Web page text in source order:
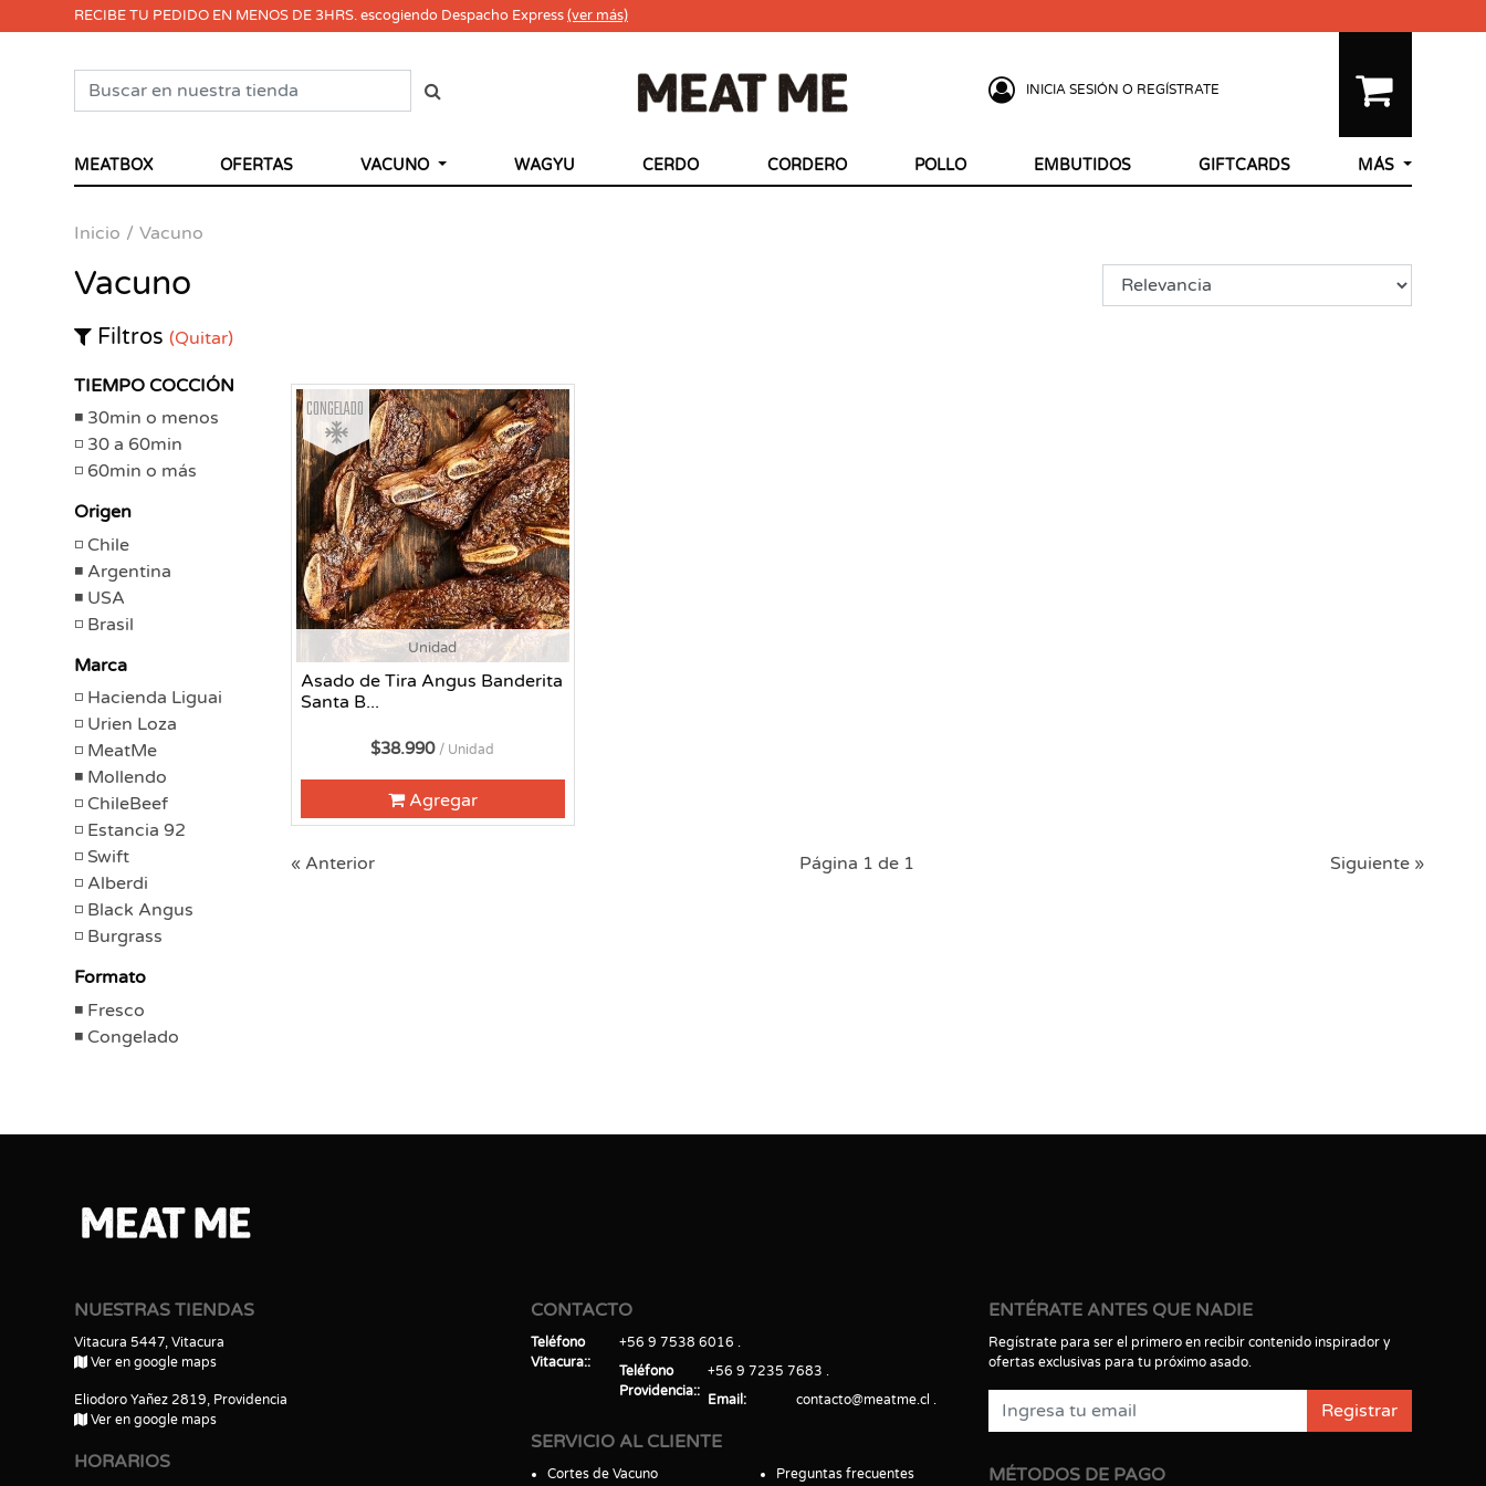
RECIBE TU PEDIDO EN MENOS DE 3HRS. escogiendo Despacho Express(ver más)
INICIA SESIÓN O REGÍSTRATE
MEATBOX OFERTAS VACUNO WAGYU CERDO CORDERO POLLO EMBUTIDOS GIFTCARDS MÁS
Inicio Vacuno
Vacuno
Filtros (Quitar)
TIEMPO COCCIÓN
30min o menos
30 a 60min
60min o más
Origen
Chile
Argentina
USA
Brasil
Marca
Hacienda Liguai
Urien Loza
MeatMe
Mollendo
ChileBeef
Estancia 92
Swift
Alberdi
Black Angus
Burgrass
Formato
Fresco
Congelado
Unidad
Asado de Tira Angus Banderita
Santa B...
Congelado
$38.990 / Unidad
Agregar
« Anterior Página 1 de 1 Siguiente »
NUESTRAS TIENDAS
Vitacura 5447, Vitacura
Ver en google maps
Eliodoro Yañez 2819, Providencia
Ver en google maps
HORARIOS
CONTACTO
Teléfono
Vitacura:
+56 9 7538 6016
Teléfono
Providencia:
+56 9 7235 7683
Email
contacto@meatme.cl
SERVICIO AL CLIENTE
Cortes de Vacuno Preguntas frecuentes
ENTÉRATE ANTES QUE NADIE
Regístrate para ser el primero en recibir contenido inspirador y
ofertas exclusivas para tu próximo asado.
Registrar
MÉTODOS DE PAGO